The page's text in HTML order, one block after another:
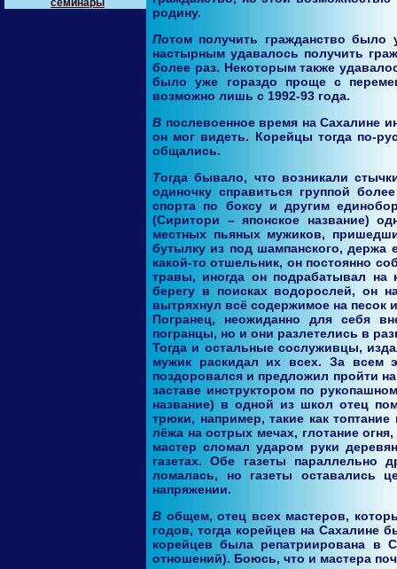
семинары
родину.
Потом получить гражданство было уже очень сложно. Но всё же, как мне известно, некоторым наиболее
настырным удавалось получить
более раз. Некоторым также
было уже гораздо проще с
возможно лишь с 1992-93 года.
В послевоенное время на Сахалине иногда встречались мастера. Мой отец помнит некоторых из них, которых
он мог видеть. Корейцы тогда по-
общались.
Тогда бывало, что возникали стычки с местными жителями. Было немало хороших бойцов, способных в
одиночку справиться группой
спорта по боксу и другим
(Сиритори – японское название)
местных пьяных мужиков,
бутылку из под шампанского,
какой-то отшельник, он постоянно
травы, иногда он подрабатывал
берегу в поисках водорослей, он
вытряхнул всё содержимое на песок
Погранец, неожиданно для себя
погранцы, но и они разлетелись в
Тогда и остальные сослуживцы,
мужик раскидал их всех. За всем
поздоровался и предложил пройти
заставе инструктором по
название) в одной из школ отец
трюки, например, такие как
лёжа на острых мечах, глотание
мастер сломал ударом руки
газетах. Обе газеты параллельно
ломалась, но газеты оставались
напряжении.
В общем, отец всех мастеров, которых он видел, уже не помнит. В основном они встречались в начале 50-х
годов, тогда корейцев на Сахалине
корейцев была репатриирована в
отношений). Боюсь, что и мастера